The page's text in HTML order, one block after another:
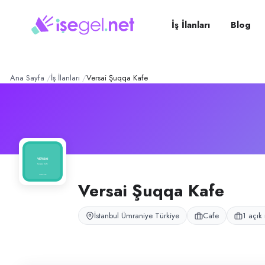
Şuqqa Kafe –
Versai Şuqqa Kafe, İstanbul Ümraniye Madenler bölgesinde cafe
pozisyonlar İş İlanları Blog
Ana Sayfa İş İlanları Versai Şuqqa Kafe
Versai Şuqqa Kafe
İstanbul Ümraniye Türkiye Cafe 1